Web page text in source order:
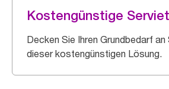
Kostengünstige
Decken Sie Ihren Grundbedarf
dieser kostengünstigen Lösung.